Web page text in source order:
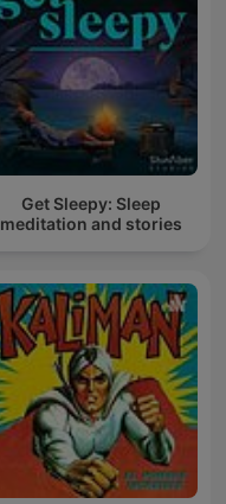
Get Sleepy: Sleep
meditation and stories